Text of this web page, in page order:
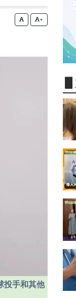
+
投手和其他